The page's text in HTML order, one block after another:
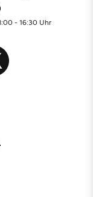
- 16:30 Uhr